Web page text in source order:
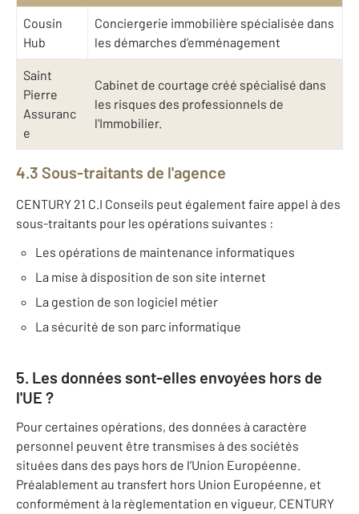
Cousin
Hub
Conciergerie immobilière spécialisée dans
les démarches d’emménagement
Saint
Pierre
Assuranc
e
Cabinet de courtage créé spécialisé dans
les risques des professionnels de
l'Immobilier.
4.3 Sous-traitants de l'agence
CENTURY 21 C.I Conseils peut également faire appel à des
sous-traitants pour les opérations suivantes :
Les opérations de maintenance informatiques
La mise à disposition de son site internet
La gestion de son logiciel métier
La sécurité de son parc informatique
5. Les données sont-elles envoyées hors de
l'UE ?
Pour certaines opérations, des données à caractère
personnel peuvent être transmises à des sociétés
situées dans des pays hors de l’Union Européenne.
Préalablement au transfert hors Union Européenne, et
conformément à la règlementation en vigueur, CENTURY